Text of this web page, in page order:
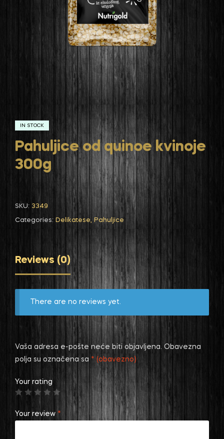
IN STOCK
Pahuljice od quinoe kvinoje
300g
SKU: 3349
Categories: Delikatese, Pahuljice
Reviews (0)
There are no reviews yet.
Vaša adresa e-pošte neće biti objavljena. Obavezna
polja su označena sa * (obavezno)
Your rating
Your review *